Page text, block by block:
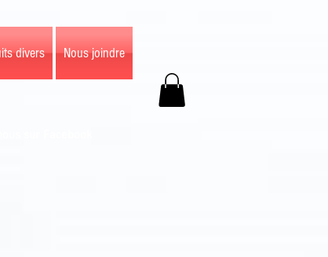
divers Nous joindre